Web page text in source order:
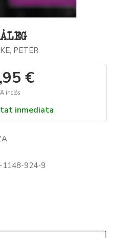
PETER
€
inclós
inmediata
1148-924-9